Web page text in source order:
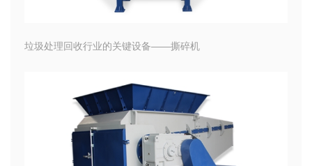
垃圾处理回收行业的关键设备——撕碎机